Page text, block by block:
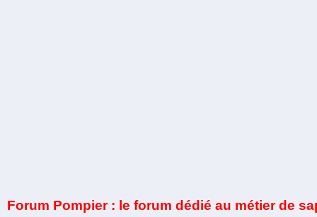
Forum Pompier : le forum dédié au métier de